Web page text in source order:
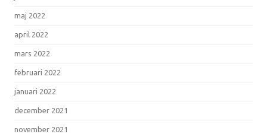
maj 2022
april 2022
mars 2022
februari 2022
januari 2022
december 2021
november 2021